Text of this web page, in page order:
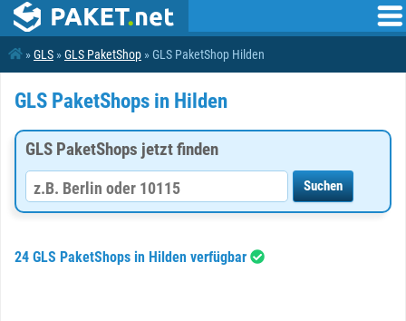
»GLS »GLS PaketShop » GLS PaketShop Hilden
GLS PaketShops in Hilden
GLS PaketShops jetzt finden
24 GLS PaketShops in Hilden verfügbar